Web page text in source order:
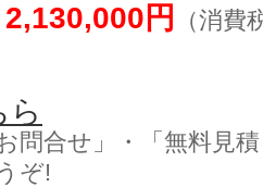
2,130,000円 （消費
問合せ」・「無料見
ぞ!